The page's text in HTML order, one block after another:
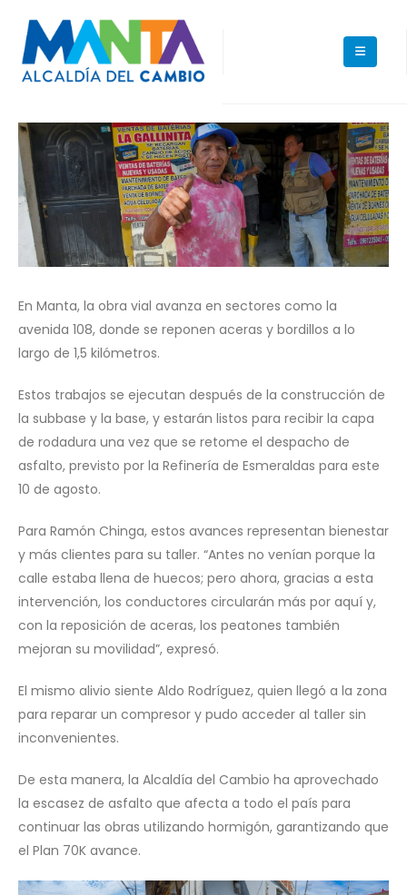
En Manta, la obra vial avanza en sectores como la
avenida 108, donde se reponen aceras y bordillos a lo
largo de 1,5 kilómetros.
Estos trabajos se ejecutan después de la construcción de
la subbase y la base, y estarán listos para recibir la capa
de rodadura una vez que se retome el despacho de
asfalto, previsto por la Refinería de Esmeraldas para este
10 de agosto.
Para Ramón Chinga, estos avances representan bienestar
y más clientes para su taller. “Antes no venían porque la
calle estaba llena de huecos; pero ahora, gracias a esta
intervención, los conductores circularán más por aquí y,
con la reposición de aceras, los peatones también
mejoran su movilidad”, expresó.
El mismo alivio siente Aldo Rodríguez, quien llegó a la zona
para reparar un compresor y pudo acceder al taller sin
inconvenientes.
De esta manera, la Alcaldía del Cambio ha aprovechado
la escasez de asfalto que afecta a todo el país para
continuar las obras utilizando hormigón, garantizando que
el Plan 70K avance.